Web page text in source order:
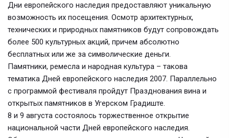
Дни европейского наследия предоставляют уникальную
возможность их посещения. Осмотр архитектурных,
технических и природных памятников будут сопровождать
более 500 культурных акций, причем абсолютно
бесплатных или же за символические деньги.
Памятники, ремесла и народная культура – такова
тематика Дней европейского наследия 2007. Параллельно
с программой фестиваля пройдут Празднования вина и
открытых памятников в Угерском Градиште.
8 и 9 августа состоялось торжественное открытие
национальной части Дней европейского наследия.